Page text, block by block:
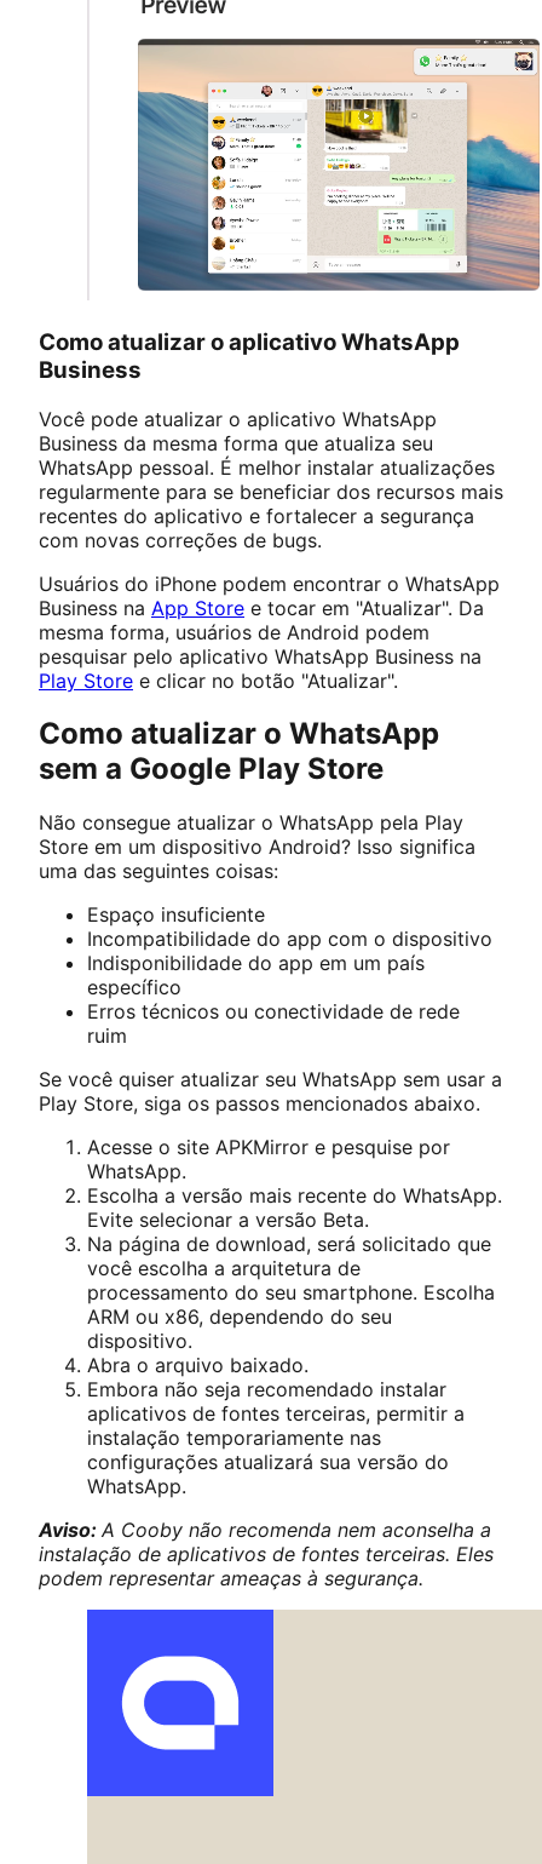
Como atualizar o aplicativo WhatsApp
Business
Você pode atualizar o aplicativo WhatsApp
Business da mesma forma que atualiza seu
WhatsApp pessoal. É melhor instalar atualizações
regularmente para se beneficiar dos recursos mais
recentes do aplicativo e fortalecer a segurança
com novas correções de bugs.
Usuários do iPhone podem encontrar o WhatsApp
Business na App Store e tocar em "Atualizar". Da
mesma forma, usuários de Android podem
pesquisar pelo aplicativo WhatsApp Business na
Play Store e clicar no botão "Atualizar".
Como atualizar o WhatsApp
sem a Google Play Store
Não consegue atualizar o WhatsApp pela Play
Store em um dispositivo Android? Isso significa
uma das seguintes coisas:
Espaço insuficiente
Incompatibilidade do app com o dispositivo
Indisponibilidade do app em um país
específico
Erros técnicos ou conectividade de rede
ruim
Se você quiser atualizar seu WhatsApp sem usar a
Play Store, siga os passos mencionados abaixo.
Acesse o site APKMirror e pesquise por
WhatsApp.
Escolha a versão mais recente do WhatsApp.
Evite selecionar a versão Beta.
Na página de download, será solicitado que
você escolha a arquitetura de
processamento do seu smartphone. Escolha
ARM ou x86, dependendo do seu
dispositivo.
Abra o arquivo baixado.
Embora não seja recomendado instalar
aplicativos de fontes terceiras, permitir a
instalação temporariamente nas
configurações atualizará sua versão do
WhatsApp.
Aviso: A Cooby não recomenda nem aconselha a
instalação de aplicativos de fontes terceiras. Eles
podem representar ameaças à segurança.